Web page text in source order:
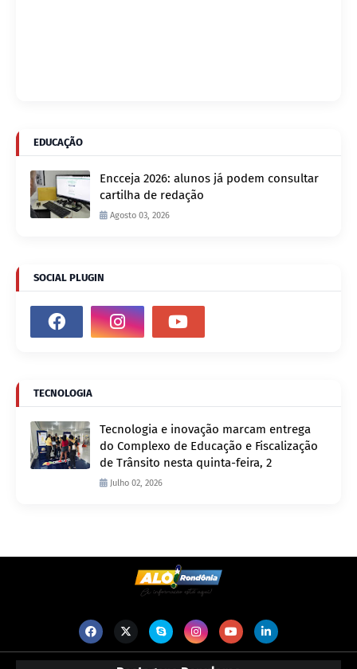
EDUCAÇÃO
Encceja 2026: alunos já podem consultar
cartilha de redação
Agosto 03, 2026
SOCIAL PLUGIN
TECNOLOGIA
Tecnologia e inovação marcam entrega
do Complexo de Educação e Fiscalização
de Trânsito nesta quinta-feira, 2
Julho 02, 2026